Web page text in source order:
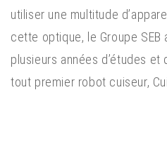
utiliser une multitude
cette optique, le Groupe SEB
plusieurs années d’études
tout premier robot cuiseur,